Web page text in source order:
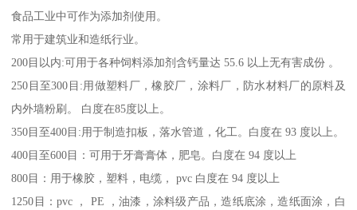
食品工业中可作为添加剂使用。
常用于建筑业和造纸行业。
200目以内:可用于各种饲料添加剂含钙量达 55.6 以上无有害成份 。
250目至300目:用做塑料厂，橡胶厂，涂料厂，防水材料厂的原料及
内外墙粉刷。 白度在85度以上。
350目至400目:用于制造扣板，落水管道，化工。白度在 93 度以上。
400目至600目：可用于牙膏膏体，肥皂。白度在 94 度以上
800目：用于橡胶，塑料，电缆， pvc 白度在 94 度以上
1250目：pvc ， PE ，油漆，涂料级产品，造纸底涂，造纸面涂，白